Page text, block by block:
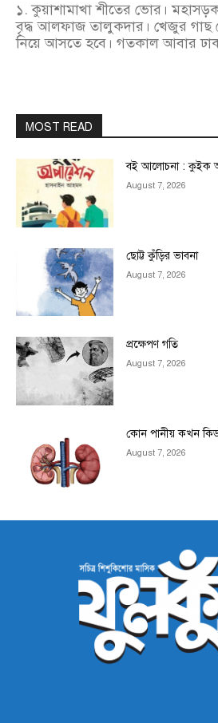
১. কুয়াশামাখা শীতের ভোর।
বৃদ্ধ আলফাজ তালুকদার। খেজুর গাছ
নিয়ে আসতে হবে। গতকাল আবার
MOST READ
বই আলোচনা : কুইক
August 7, 2026
ছোট্ট কুঁড়ির ভাবনা
August 7, 2026
প্রক্ষেপণ গতি
August 7, 2026
কোন পানীয় কখন
August 7, 2026